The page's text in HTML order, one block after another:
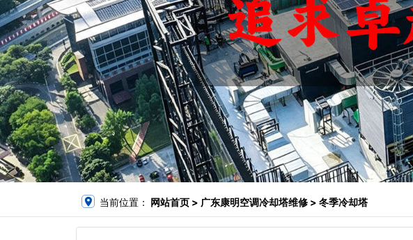
当前位置： 网站首页 > 广东康明空调冷却塔维修 > 冬季冷却塔